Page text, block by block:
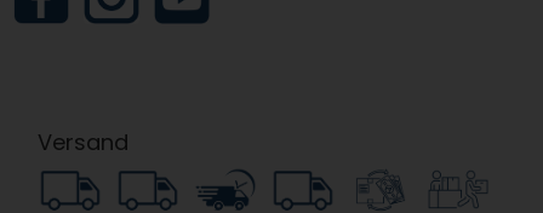
Versand